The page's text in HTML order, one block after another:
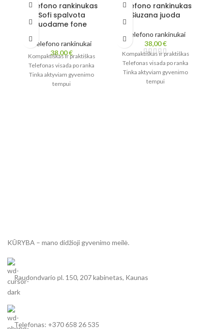
Telefono rankinukas
Sofi spalvota
juodame fone
Telefono rankinukai
38,00€
Kompaktiškas ir praktiškas
Telefonas visada po ranka
Tinka aktyviam gyvenimo
tempui
Telefono rankinukas
Siuzana juoda
Telefono rankinukai
38,00€
Kompaktiškas ir praktiškas
Telefonas visada po ranka
Tinka aktyviam gyvenimo
tempui
KŪRYBA – mano didžioji gyvenimo meilė.
Raudondvario pl. 150, 207 kabinetas, Kaunas
Telefonas: +370 658 26 535